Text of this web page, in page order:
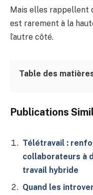
Mais elles rappellent
est rarement à la
l’autre côté.
Table des
Publications
Télétravail :
collaborateurs à
travail hybride
Quand les